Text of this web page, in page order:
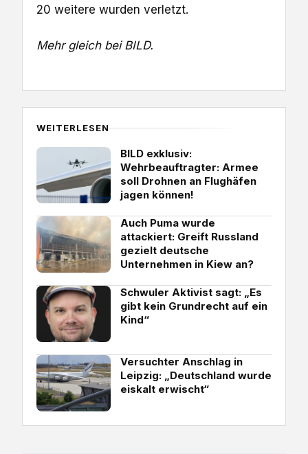
20 weitere wurden verletzt.
Mehr gleich bei BILD.
WEITERLESEN
BILD exklusiv:
Wehrbeauftragter: Armee
soll Drohnen an Flughäfen
jagen können!
Auch Puma wurde
attackiert: Greift Russland
gezielt deutsche
Unternehmen in Kiew an?
Schwuler Aktivist sagt: „Es
gibt kein Grundrecht auf ein
Kind“
Versuchter Anschlag in
Leipzig: „Deutschland wurde
eiskalt erwischt“